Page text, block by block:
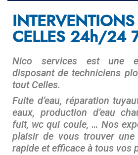
CELLES 24h/24
Nico services est une
disposant de techniciens
tout Celles.
Fuite d’eau, réparation
eaux, production d’eau
fuit, wc qui coule, … Nos
plaisir de vous trouver une
rapide et efficace à tous vos